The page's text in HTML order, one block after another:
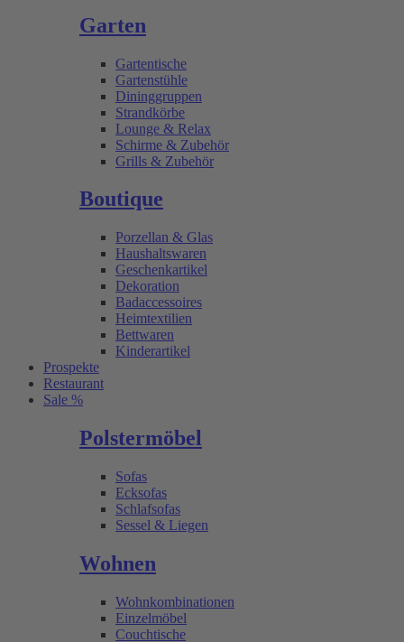
Garten
Gartentische
Gartenstühle
Dininggruppen
Strandkörbe
Lounge & Relax
Schirme & Zubehör
Grills & Zubehör
Boutique
Porzellan & Glas
Haushaltswaren
Geschenkartikel
Dekoration
Badaccessoires
Heimtextilien
Bettwaren
Kinderartikel
Prospekte
Restaurant
Sale %
Polstermöbel
Sofas
Ecksofas
Schlafsofas
Sessel & Liegen
Wohnen
Wohnkombinationen
Einzelmöbel
Couchtische